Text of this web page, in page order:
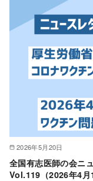
2026年5月20日
全国有志医師の会ニ
Vol.119（2026年4月